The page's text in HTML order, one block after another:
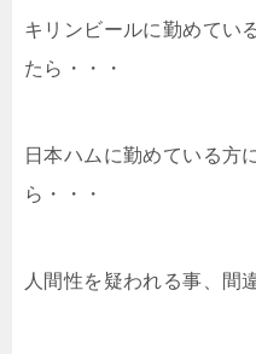
キリンビールに勤めてい
たら・・・
日本ハムに勤めている方
ら・・・
人間性を疑われる事、間